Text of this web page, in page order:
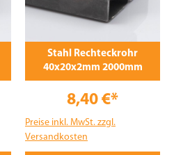
Stahl Rechteckrohr
40x20x2mm 2000mm
8,40 €*
Preise inkl. MwSt. zzgl.
Versandkosten